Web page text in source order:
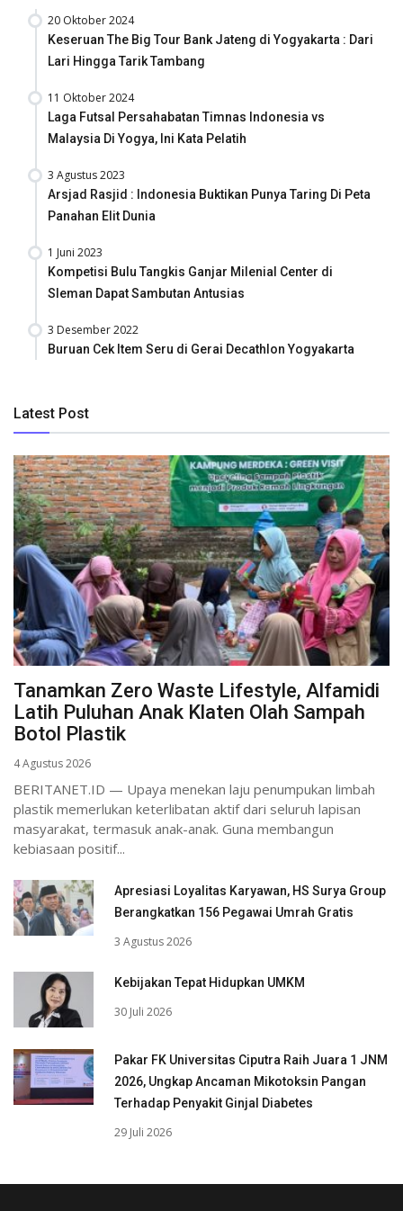
20 Oktober 2024
Keseruan The Big Tour Bank Jateng di Yogyakarta : Dari
Lari Hingga Tarik Tambang
11 Oktober 2024
Laga Futsal Persahabatan Timnas Indonesia vs
Malaysia Di Yogya, Ini Kata Pelatih
3 Agustus 2023
Arsjad Rasjid : Indonesia Buktikan Punya Taring Di Peta
Panahan Elit Dunia
1 Juni 2023
Kompetisi Bulu Tangkis Ganjar Milenial Center di
Sleman Dapat Sambutan Antusias
3 Desember 2022
Buruan Cek Item Seru di Gerai Decathlon Yogyakarta
Latest Post
Tanamkan Zero Waste Lifestyle, Alfamidi
Latih Puluhan Anak Klaten Olah Sampah
Botol Plastik
4 Agustus 2026
BERITANET.ID — Upaya menekan laju penumpukan limbah
plastik memerlukan keterlibatan aktif dari seluruh lapisan
masyarakat, termasuk anak-anak. Guna membangun
kebiasaan positif...
Apresiasi Loyalitas Karyawan, HS Surya Group
Berangkatkan 156 Pegawai Umrah Gratis
3 Agustus 2026
Kebijakan Tepat Hidupkan UMKM
30 Juli 2026
Pakar FK Universitas Ciputra Raih Juara 1 JNM
2026, Ungkap Ancaman Mikotoksin Pangan
Terhadap Penyakit Ginjal Diabetes
29 Juli 2026